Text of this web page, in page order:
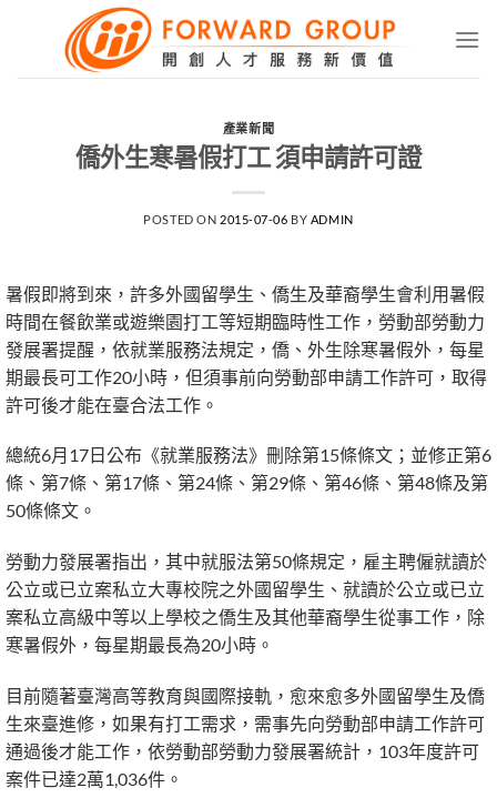
產業新聞
僑外生寒暑假打工 須申請許可證
POSTED ON 2015-07-06 BY ADMIN
暑假即將到來，許多外國留學生、僑生及華裔學生會利用暑假
時間在餐飲業或遊樂園打工等短期臨時性工作，勞動部勞動力
發展署提醒，依就業服務法規定，僑、外生除寒暑假外，每星
期最長可工作20小時，但須事前向勞動部申請工作許可，取得
許可後才能在臺合法工作。
總統6月17日公布《就業服務法》刪除第15條條文；並修正第6
條、第7條、第17條、第24條、第29條、第46條、第48條及第
50條條文。
勞動力發展署指出，其中就服法第50條規定，雇主聘僱就讀於
公立或已立案私立大專校院之外國留學生、就讀於公立或已立
案私立高級中等以上學校之僑生及其他華裔學生從事工作，除
寒暑假外，每星期最長為20小時。
目前隨著臺灣高等教育與國際接軌，愈來愈多外國留學生及僑
生來臺進修，如果有打工需求，需事先向勞動部申請工作許可
通過後才能工作，依勞動部勞動力發展署統計，103年度許可
案件已達2萬1,036件。